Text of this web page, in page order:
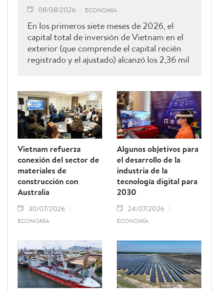
08/08/2026 ECONOMÍA
En los primeros siete meses de 2026, el
capital total de inversión de Vietnam en el
exterior (que comprende el capital recién
registrado y el ajustado) alcanzó los 2,36 mil
periodo del año anterior.
Vietnam refuerza
conexión del sector de
materiales de
construcción con
Australia
30/07/2026
ECONOMÍA
Algunos objetivos para
el desarrollo de la
industria de la
tecnología digital para
2030
24/07/2026
ECONOMÍA